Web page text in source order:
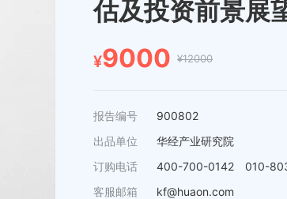
估及投资前景展
¥9000 ¥12000
报告编号
900802
出品单位
华经产业研究院
订购电话
400-700-0142 010-
客服邮箱
kf@huaon.com